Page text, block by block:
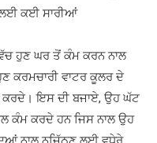
ਲਈ ਕਈ ਸਾਰੀਆਂ
ਹੁਣ ਘਰ ਤੋਂ ਕੰਮ ਕਰਨ ਨਾਲ
ਕਰਮਚਾਰੀ ਵਾਟਰ ਕੂਲਰ ਦੇ
ਇਸ ਦੀ ਬਜਾਏ, ਉਹ ਘੱਟ
ਕੰਮ ਕਰਦੇ ਹਨ ਜਿਸ ਨਾਲ ਉਹ